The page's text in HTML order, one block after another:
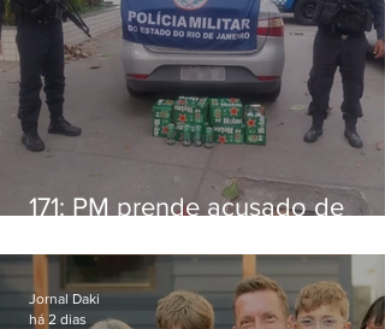
171: PM prende acusado de
Niterói
Jornal Daki
há 2 dias